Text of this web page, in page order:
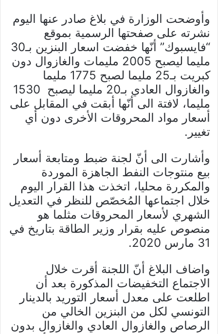
وأوضحت الوزارة في بلاغ صادر عنها اليوم
نشرته على صفحتها الرسمية بموقع
“فايسبوك” أنّها خفضت اسعار البنزين بـ30
مليما ليصبح 2005 مليمات والغازوال دون
كبريت بـ25 مليما لصبح 1775 مليما
والغازوال العادي بـ20 مليما ليصبح 1530
مليما، لافتة الى أنّها أبقت في المقابل على
أسعار مواد المحروقات الأخرى دون أي
تغيير.
وأشارت الى أنّ لجنة ضبط ومتابعة أسعار
بيع منتوجات النفط الجاهزة الموردة
والمكررة محليا، اتخذت هذا القرار اليوم
خلال اجتماعها المُخصّص للنظر في التعديل
الشهري لأسعار المحروقات مثلما هو
منصوص عليه بقرار وزير الطاقة بتاريخ في
31 مارس 2020.
واضاف البلاغ أنّ اللجنة أقرت خلال
الاجتماع التخفيضات المذكورة بعد أن
اطلعت على معدل أسعار التوريد بالدينار
التونسي لكل من البنزين الخالي من
الرصاص والغازوال العادي والغازوال بدون